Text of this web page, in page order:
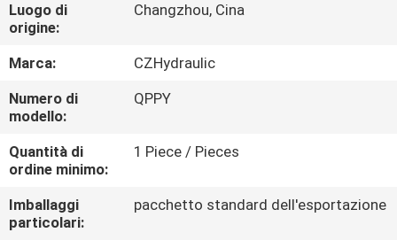
SU
DI
NOI
VISITA
ALLA
FABBRICA
Luogo di
origine:
Changzhou, Cina
Marca:
CZHydraulic
Numero di
modello:
QPPY
Quantità di
ordine minimo:
1 Piece / Pieces
Imballaggi
particolari:
pacchetto standard dell'esportazione